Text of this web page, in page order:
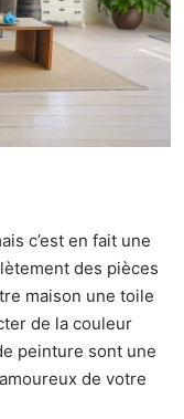
c’est en fait une
des pièces
maison une toile
de la couleur
peinture sont une
de votre